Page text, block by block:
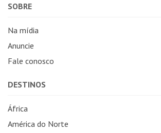
SOBRE
Na mídia
Anuncie
Fale conosco
DESTINOS
África
América do Norte